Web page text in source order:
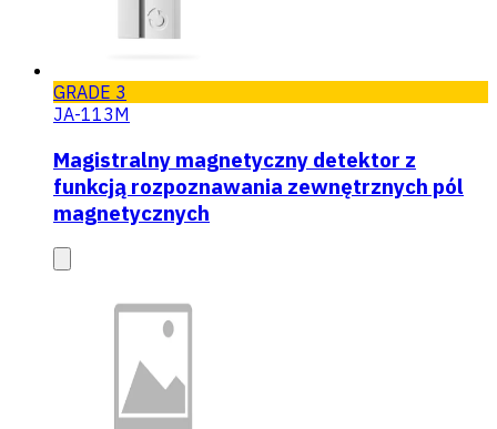
GRADE 3
JA-113M
Magistralny magnetyczny detektor z
funkcją rozpoznawania zewnętrznych pól
magnetycznych